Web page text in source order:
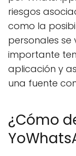
riesgos
como la
personales se
importante
aplicación y
una fuente
¿Cómo